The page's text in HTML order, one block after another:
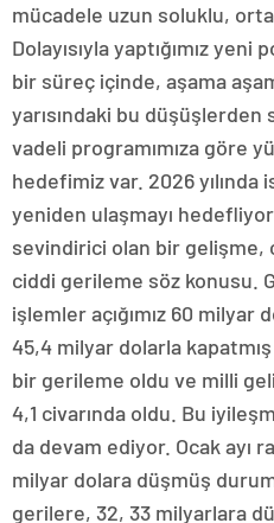
mücadele uzun soluklu,
Dolayısıyla yaptığımız yeni
bir süreç içinde, aşama
yarısındaki bu düşüşlerden
vadeli programımıza göre
hedefimiz var. 2026
yeniden ulaşmayı
sevindirici olan bir gelişme,
ciddi gerileme söz konusu.
işlemler açığımız 60 milyar
45,4 milyar dolarla
bir gerileme oldu ve milli
4,1 civarında oldu. Bu
da devam ediyor. Ocak ayı
milyar dolara düşmüş
gerilere, 32, 33 milyarlara